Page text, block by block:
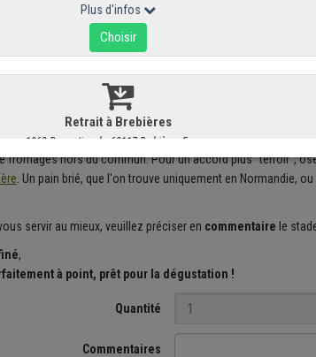
à trois mois d’affinageau cours desquels il est frotté. Sur
se fait humide. A l’état de forte maturité, une certaine
d'affineur ?Nousrelavons chaque Pavé d'Auge avec
des livres dans une bibliothèque.
sa dégustation, nous vous conseillons
fromages hors du commun. Pour un accord plus "terroir",
. Un pain brié, que l'on trouve uniquement en Normandie,
servir au mieux, veuillez préciser en commentaire le
,
à point, prêt pour la dégustation !
Quantité
Commentaires